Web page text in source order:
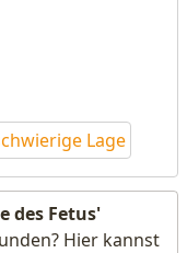
Lage
des Fetus'
Hier kannst